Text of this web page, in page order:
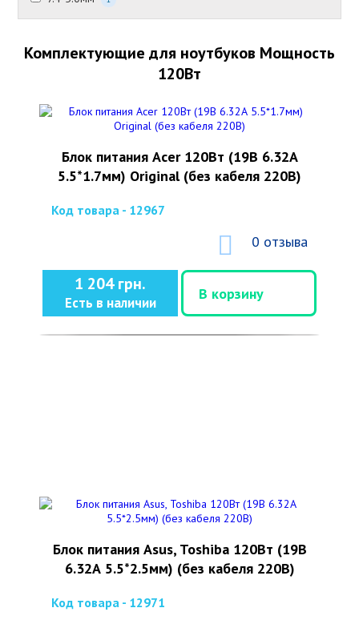
Комплектующие для ноутбуков Мощность
120Вт
Блок питания Acer 120Вт (19В 6.32А
5.5*1.7мм) Original (без кабеля 220В)
Код товара - 12967
0 отзыва
1 204 грн.
Есть в наличии
В корзину
Блок питания Asus, Toshiba 120Вт (19В
6.32А 5.5*2.5мм) (без кабеля 220В)
Код товара - 12971